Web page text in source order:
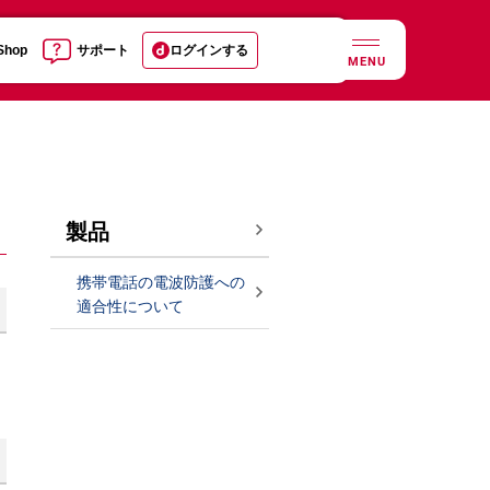
サポート ログインする
MENU
製品
携帯電話の電波防護への
適合性について